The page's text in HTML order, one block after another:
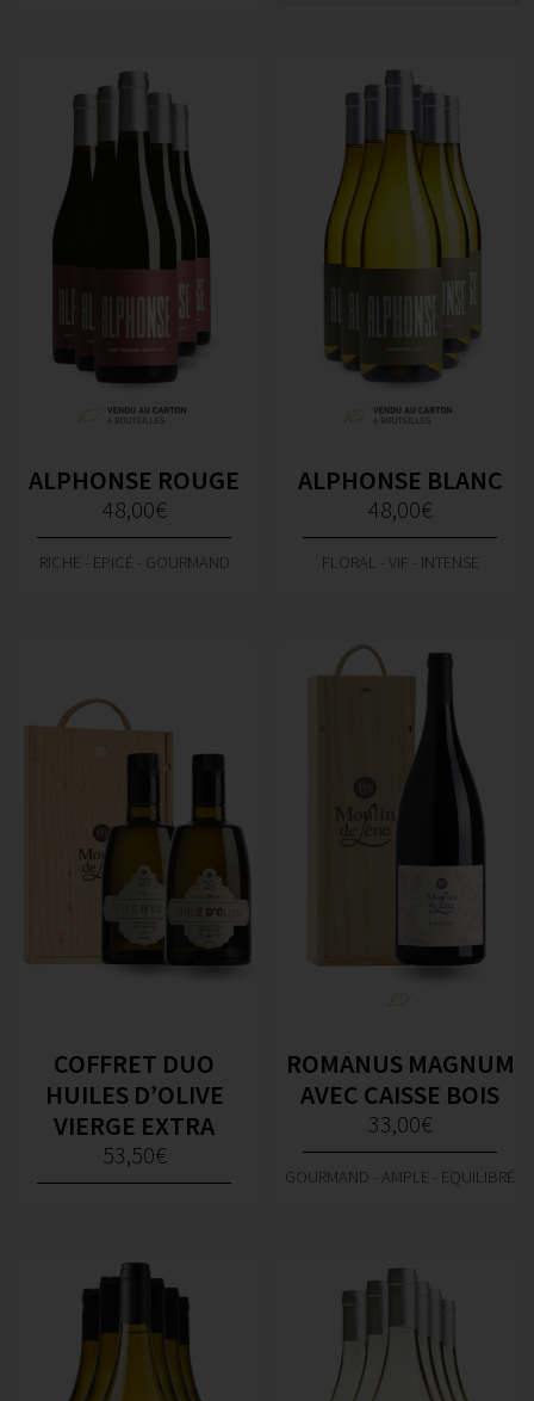
ALPHONSE ROUGE
48,00€
RICHE - EPICÉ - GOURMAND
ALPHONSE BLANC
48,00€
FLORAL - VIF - INTENSE
COFFRET DUO
HUILES D’OLIVE
VIERGE EXTRA
53,50€
ROMANUS MAGNUM
AVEC CAISSE BOIS
33,00€
GOURMAND - AMPLE - EQUILIBRÉ